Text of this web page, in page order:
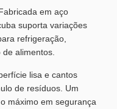
em aço
suporta variações
refrigeração,
alimentos.
lisa e cantos
de resíduos. Um
máximo em segurança